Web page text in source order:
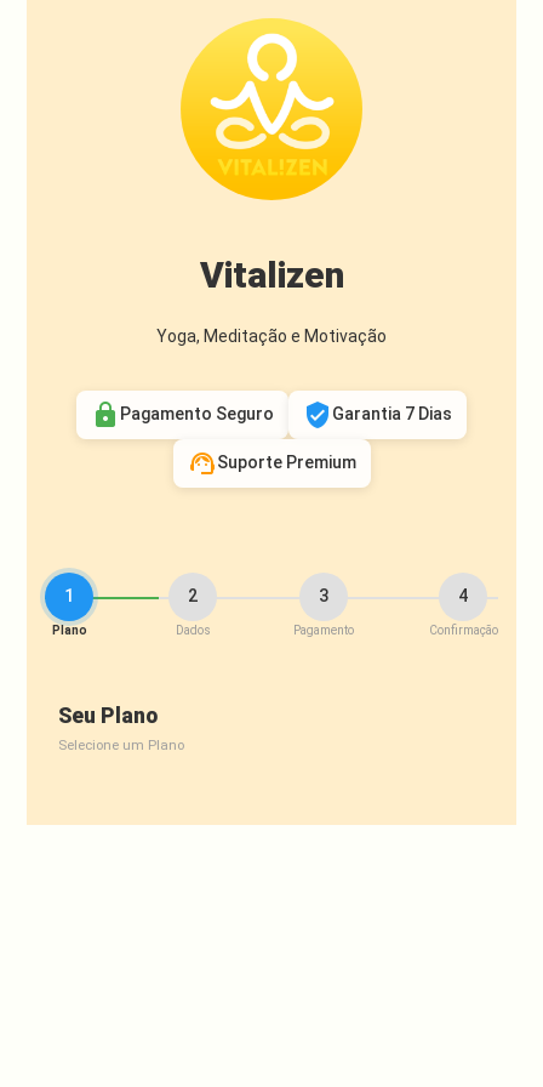
Vitalizen
Yoga, Meditação e Motivação
lock Pagamento Seguro verified_user Garantia 7 Dias
support_agentSuporte Premium
1
Plano
2
Dados
3
Pagamento
4
Confirmação
Seu Plano
Selecione um Plano